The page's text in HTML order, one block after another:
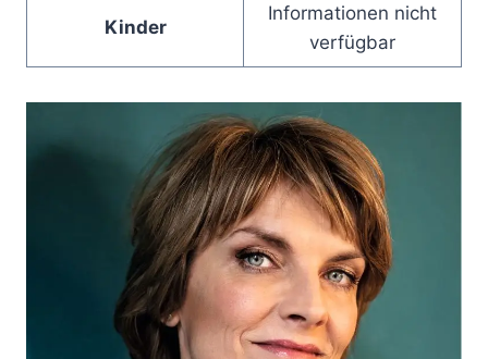
Kinder
Informationen nicht
verfügbar